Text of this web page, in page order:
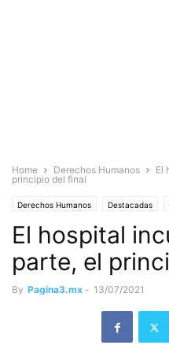
Home Derechos Humanos
El
principio del final
Derechos Humanos Destacadas
Hospital incurable
El hospital
parte, el
By Pagina3.mx - 13/07/2021